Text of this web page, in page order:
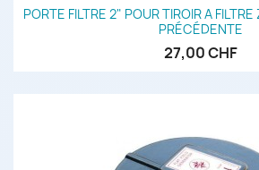
PORTE FILTRE 2" POUR TIROIR A
PRÉCÉDENTE
27,00 CHF